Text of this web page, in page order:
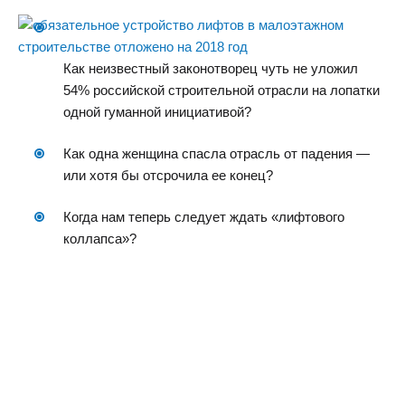
Как неизвестный законотворец чуть не уложил
54% российской строительной отрасли на лопатки
одной гуманной инициативой?
Как одна женщина спасла отрасль от падения —
или хотя бы отсрочила ее конец?
Когда нам теперь следует ждать «лифтового
коллапса»?